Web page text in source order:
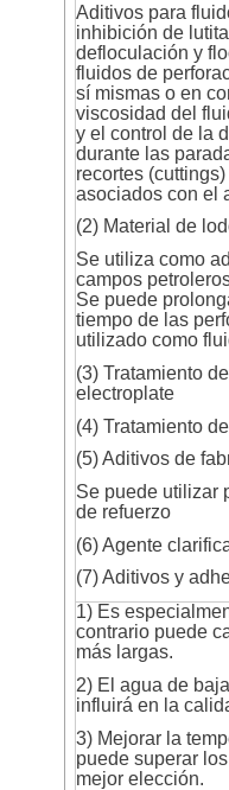
Aditivos para
inhibición de
defloculación y
fluidos de
sí mismas o en
viscosidad del
y el control de la
durante las
recortes
asociados con el
(2) Material de
Se utiliza como
campos
Se puede
tiempo de las
utilizado como
(3) Tratamiento
electroplate
(4) Tratamiento
(5) Aditivos de
Se puede utilizar
de refuerzo
(6) Agente
(7) Aditivos y
1) Es
contrario puede
más largas.
2) El agua de
influirá en la
3) Mejorar la
puede superar
mejor elección.